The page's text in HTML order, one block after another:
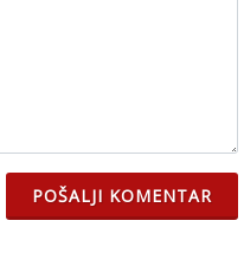
POŠALJI KOMENTAR